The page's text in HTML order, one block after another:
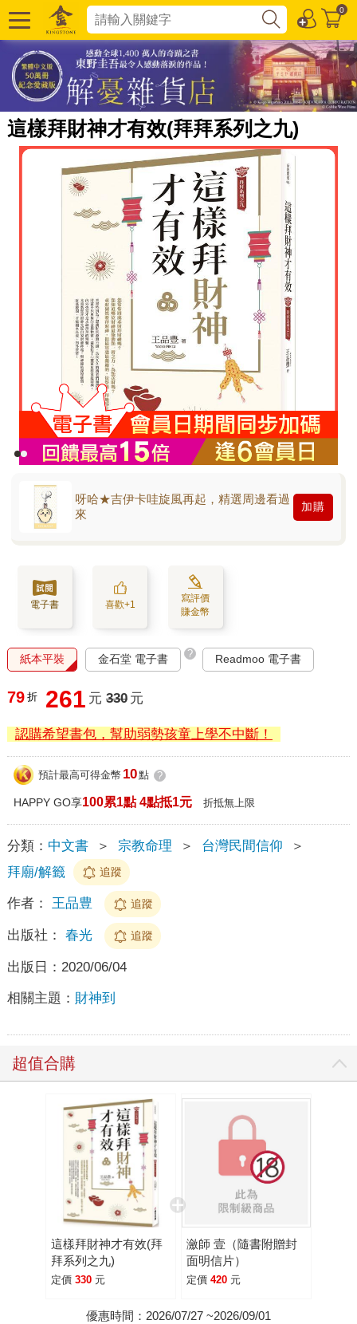
0
這樣拜財神才有效(拜拜系列之九)
呀哈★吉伊卡哇旋風再起，精選周邊看過
來
加購
電子書 喜歡+1
寫評價
賺金幣
紙本平裝 金石堂 電子書 ? Readmoo 電子書
79 折 261 元 330 元
認購希望書包，幫助弱勢孩童上學不中斷！
預計最高可得金幣 10點 ?
HAPPY GO享100累1點 4點抵1元 折抵無上限
分類： 中文書 ＞ 宗教命理 ＞ 台灣民間信仰
＞
拜廟/解籤
追蹤
作者： 王品豊 追蹤
出版社： 春光 追蹤
出版日： 2020/06/04
相關主題： 財神到
超值合購
這樣拜財神才有效(拜
拜系列之九)
定價 330 元
瀲師 壹（隨書附贈封
面明信片）
定價 420 元
優惠時間：2026/07/27 ~2026/09/01